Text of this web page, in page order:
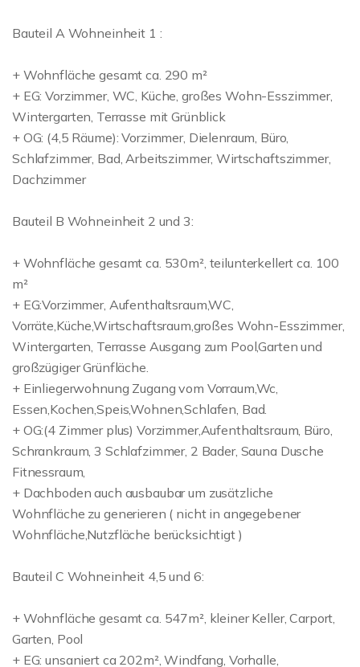
Bauteil A Wohneinheit 1 :
+ Wohnfläche gesamt ca. 290 m²
+ EG: Vorzimmer, WC, Küche, großes Wohn-Esszimmer,
Wintergarten, Terrasse mit Grünblick
+ OG: (4,5 Räume): Vorzimmer, Dielenraum, Büro,
Schlafzimmer, Bad, Arbeitszimmer, Wirtschaftszimmer,
Dachzimmer
Bauteil B Wohneinheit 2 und 3:
+ Wohnfläche gesamt ca. 530m², teilunterkellert ca. 100
m²
+ EG:Vorzimmer, Aufenthaltsraum,WC,
Vorräte,Küche,Wirtschaftsraum,großes Wohn-Esszimmer,
Wintergarten, Terrasse Ausgang zum Pool,Garten und
großzügiger Grünfläche.
+ Einliegerwohnung Zugang vom Vorraum,Wc,
Essen,Kochen,Speis,Wohnen,Schlafen, Bad.
+ OG:(4 Zimmer plus) Vorzimmer,Aufenthaltsraum, Büro,
Schrankraum, 3 Schlafzimmer, 2 Bader, Sauna Dusche
Fitnessraum,
+ Dachboden auch ausbaubar um zusätzliche
Wohnfläche zu generieren ( nicht in angegebener
Wohnfläche,Nutzfläche berücksichtigt )
Bauteil C Wohneinheit 4,5 und 6:
+ Wohnfläche gesamt ca. 547m², kleiner Keller, Carport,
Garten, Pool
+ EG: unsaniert ca 202m², Windfang, Vorhalle,